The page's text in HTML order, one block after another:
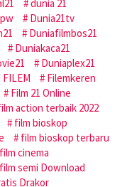
dunia 21
Dunia21tv
Duniafilmbos21
Duniakaca21
Duniaplex21
Filemkeren
Film 21 Online
action terbaik 2022
film bioskop
film bioskop terbaru
film cinema
film semi Download
Drakor